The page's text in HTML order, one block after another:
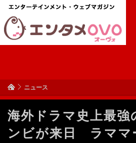
ニュース
海外ドラマ史上最強
ンビが来日 ラママ